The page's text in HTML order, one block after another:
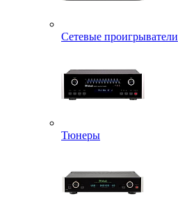
Сетевые проигрыватели
Тюнеры